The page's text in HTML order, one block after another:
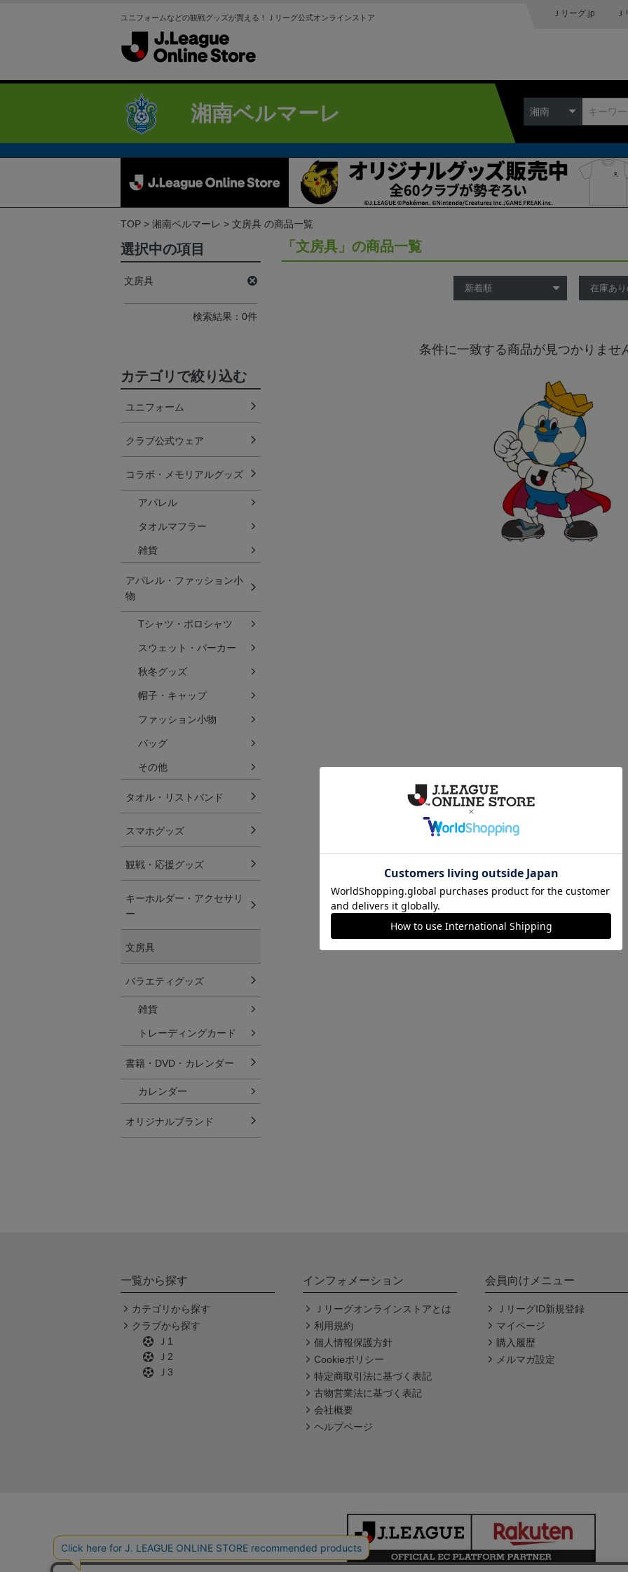
ユニフォームなどの観戦グッズが買える！Ｊリーグ公式オンラインストア Ｊリーグ.jp
湘南ベルマーレ 湘南
TOP 湘南ベルマーレ 文房具 の商品一覧
「文房具」の商品一覧
条件に一致する商品が見つかりませ
選択中の項目
文房具
検索結果：0件
カテゴリで絞り込む
ユニフォーム
クラブ公式ウェア
コラボ・メモリアルグッズ
アパレル
タオルマフラー
雑貨
アパレル・ファッション小
物
Tシャツ・ポロシャツ
スウェット・パーカー
秋冬グッズ
帽子・キャップ
ファッション小物
バッグ
その他
タオル・リストバンド
スマホグッズ
観戦・応援グッズ
キーホルダー・アクセサリ
ー
文房具
バラエティグッズ
雑貨
トレーディングカード
書籍・DVD・カレンダー
カレンダー
オリジナルブランド
一覧から探す
カテゴリから探す
クラブから探す
Ｊ1
Ｊ2
Ｊ3
インフォメーション
Ｊリーグオンラインストアとは
利用規約
個人情報保護方針
Cookieポリシー
特定商取引法に基づく表記
古物営業法に基づく表記
会社概要
ヘルプページ
会員向けメニュー
ＪリーグID新規登録
マイページ
購入履歴
メルマガ設定